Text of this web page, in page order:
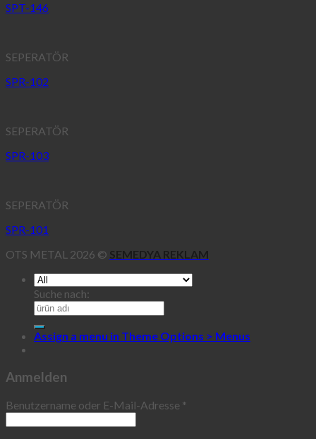
SPT-146
SEPERATÖR
SPR-102
SEPERATÖR
SPR-103
SEPERATÖR
SPR-101
OTS METAL 2026 © SEMEDYA REKLAM
Suche nach:
Assign a menu in Theme Options > Menus
Anmelden
Benutzername oder E-Mail-Adresse *